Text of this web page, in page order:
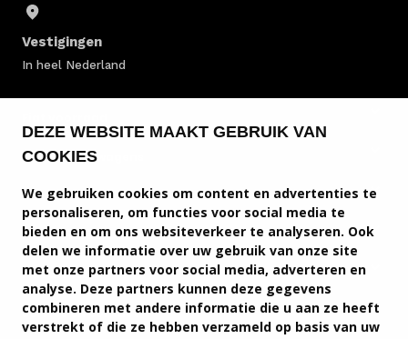
DEZE WEBSITE MAAKT GEBRUIK VAN
COOKIES
We gebruiken cookies om content en advertenties te
personaliseren, om functies voor social media te
bieden en om ons websiteverkeer te analyseren. Ook
delen we informatie over uw gebruik van onze site
met onze partners voor social media, adverteren en
analyse. Deze partners kunnen deze gegevens
combineren met andere informatie die u aan ze heeft
verstrekt of die ze hebben verzameld op basis van uw
Vestigingen
In heel Nederland
Fiat bedrijfswagens
Fiat modellen
Fiat service & onderhoud
Fiat diensten
Service en contact